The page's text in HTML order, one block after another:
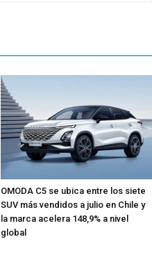
OMODA C5 se ubica entre los siete
SUV más vendidos a julio en Chile y
la marca acelera 148,9% a nivel
global